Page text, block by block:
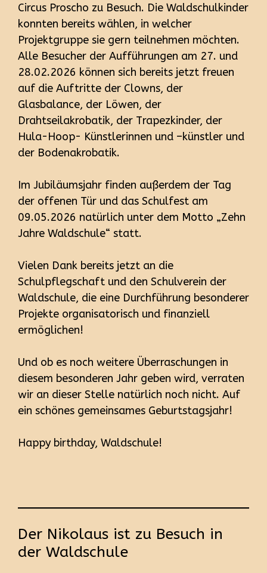
Circus Proscho zu Besuch. Die Waldschulkinder
konnten bereits wählen, in welcher
Projektgruppe sie gern teilnehmen möchten.
Alle Besucher der Aufführungen am 27. und
28.02.2026 können sich bereits jetzt freuen
auf die Auftritte der Clowns, der
Glasbalance, der Löwen, der
Drahtseilakrobatik, der Trapezkinder, der
Hula-Hoop- Künstlerinnen und –künstler und
der Bodenakrobatik.
Im Jubiläumsjahr finden außerdem der Tag
der offenen Tür und das Schulfest am
09.05.2026 natürlich unter dem Motto „Zehn
Jahre Waldschule“ statt.
Vielen Dank bereits jetzt an die
Schulpflegschaft und den Schulverein der
Waldschule, die eine Durchführung besonderer
Projekte organisatorisch und finanziell
ermöglichen!
Und ob es noch weitere Überraschungen in
diesem besonderen Jahr geben wird, verraten
wir an dieser Stelle natürlich noch nicht. Auf
ein schönes gemeinsames Geburtstagsjahr!
Happy birthday, Waldschule!
Der Nikolaus ist zu Besuch in
der Waldschule